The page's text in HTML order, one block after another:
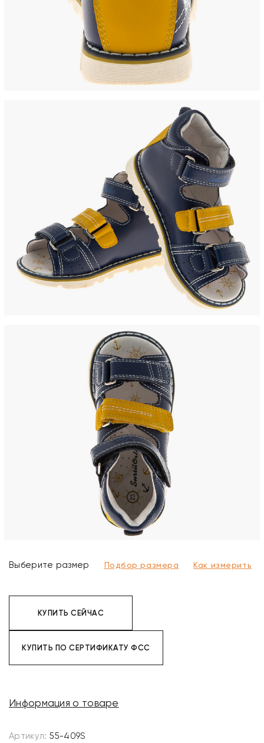
Выберите размер Подбор размера Как измерить
КУПИТЬ СЕЙЧАС
КУПИТЬ ПО СЕРТИФИКАТУ ФСС
Информация о товаре
Артикул: 55-409S